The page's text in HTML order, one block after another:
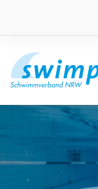
Suchbegriff